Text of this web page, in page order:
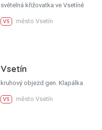
světelná křižovatka ve Vsetíně
VS město Vsetín
Vsetín
kruhový objezd gen. Klapálka
VS město Vsetín